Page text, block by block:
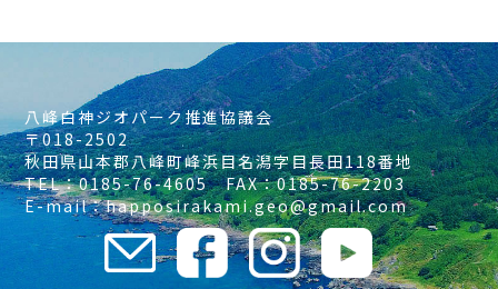
八峰白神ジオパーク推進協議会
〒018-2502
秋田県山本郡八峰町峰浜目名潟字目長田118番地
TEL：0185-76-4605 FAX：0185-76-2203
E-mail：happosirakami.geo@gmail.com